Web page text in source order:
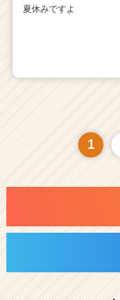
夏休みですよ
1